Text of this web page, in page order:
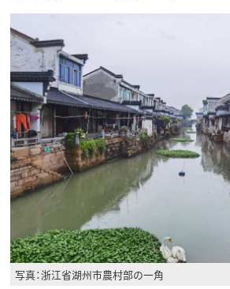
写真：浙江省湖州市農村部の一角